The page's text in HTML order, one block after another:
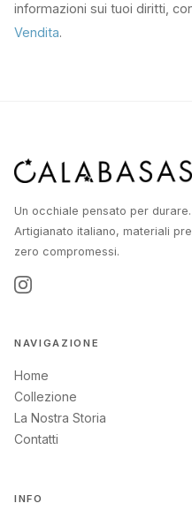
informazioni sui tuoi diritti,
Vendita.
Un occhiale pensato per durare.
Artigianato italiano, materiali
zero compromessi.
NAVIGAZIONE
Home
Collezione
La Nostra Storia
Contatti
INFO